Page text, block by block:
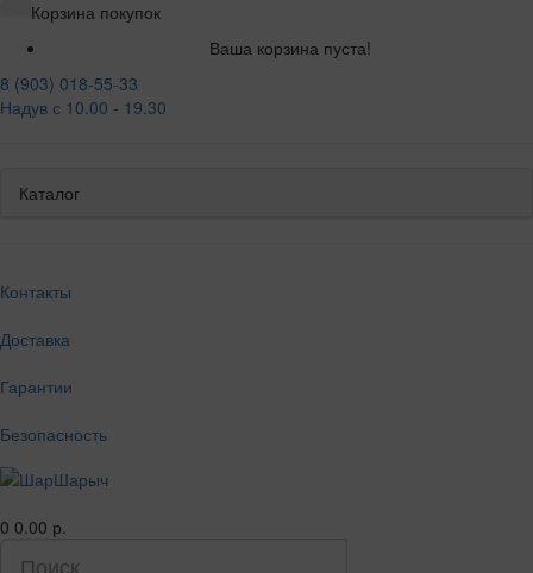
Корзина покупок
Ваша корзина пуста!
8 (903) 018-55-33
Надув с 10.00 - 19.30
Каталог
Контакты
Доставка
Гарантии
Безопасность
0 0.00 р.